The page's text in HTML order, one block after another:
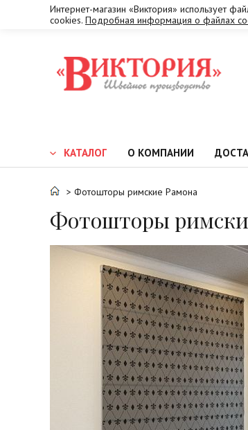
Интернет-магазин «Виктория» использует
cookies. Подробная информация о файлах
КАТАЛОГ О КОМПАНИИ
> Фотошторы римские Рамона
Фотошторы